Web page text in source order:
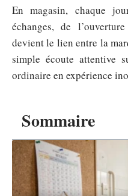
Sommaire
En magasin, chaque
échanges, de
devient le lien entre la
simple écoute attentive
ordinaire en expérience